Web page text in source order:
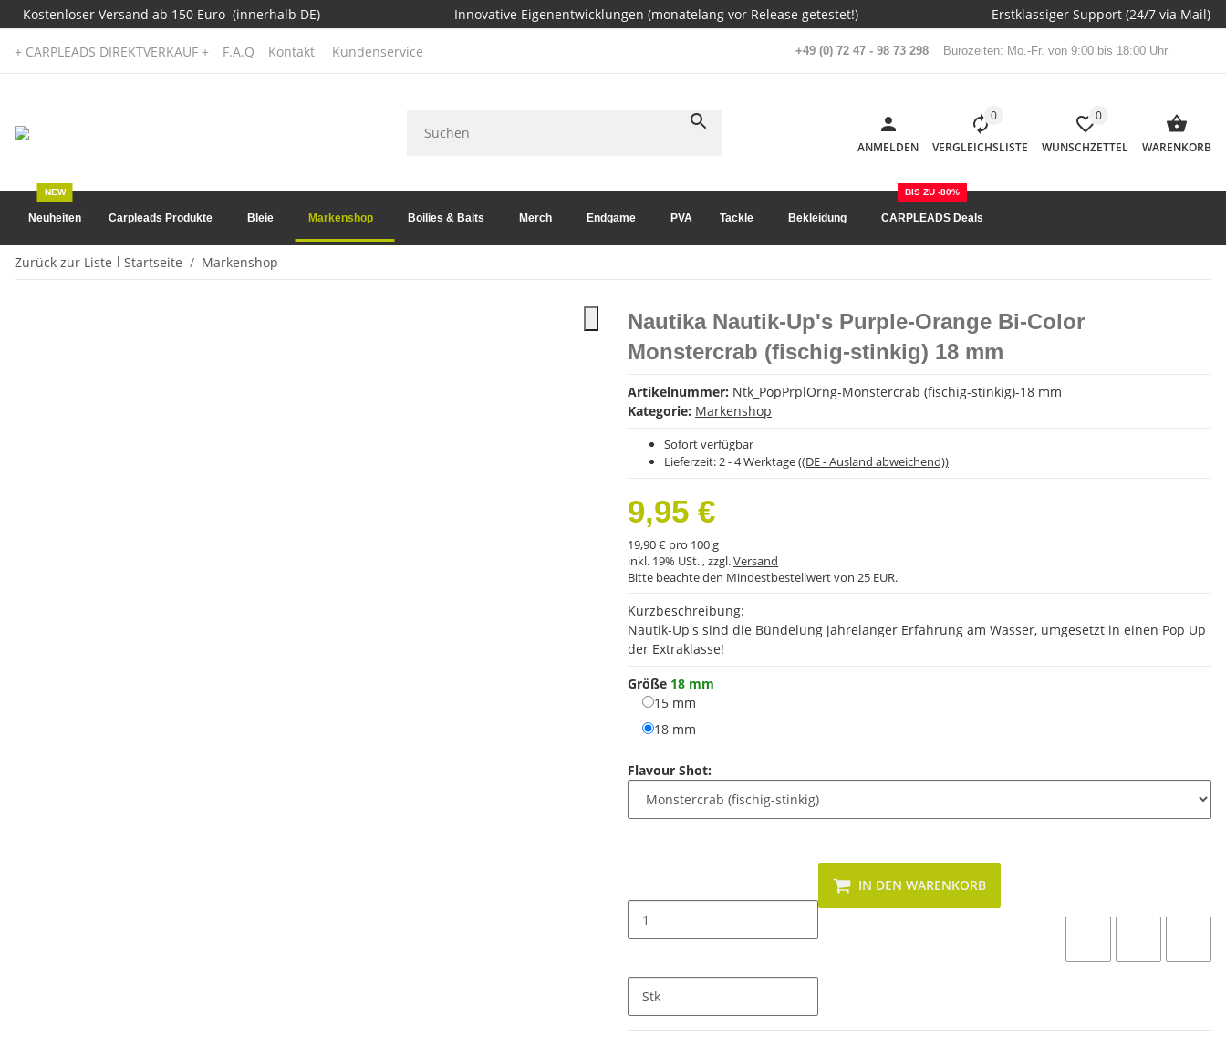
Kostenloser Versand ab 150 Euro (innerhalb DE) Innovative Eigenentwicklungen (monatelang vor Release getestet!) Erstklassiger Support (24/7 via Mail)
+ CARPLEADS DIREKTVERKAUF + F.A.Q Kontakt Kundenservice +49 (0) 72 47 - 98 73 298 Bürozeiten: Mo.-Fr. von 9:00 bis 18:00 Uhr
ANMELDEN
0
VERGLEICHSLISTE
0
WUNSCHZETTEL WARENKORB
Neuheiten
NEW
Carpleads Produkte Bleie Markenshop Boilies & Baits Merch Endgame PVA Tackle Bekleidung CARPLEADS Deals
BIS ZU -80%
Zurück zur Liste Startseite Markenshop
Nautika Nautik-Up's Purple-Orange Bi-Color
Monstercrab (fischig-stinkig) 18 mm
Artikelnummer: Ntk_PopPrplOrng-Monstercrab (fischig-stinkig)-18 mm
Kategorie: Markenshop
Sofort verfügbar
Lieferzeit: 2 - 4 Werktage((DE - Ausland abweichend))
9,95 €
19,90 € pro 100 g
inkl. 19% USt. , zzgl.Versand
Bitte beachte den Mindestbestellwert von 25 EUR.
Kurzbeschreibung:
Nautik-Up's sind die Bündelung jahrelanger Erfahrung am Wasser, umgesetzt in einen Pop Up
der Extraklasse!
Größe 18 mm
15 mm
18 mm
Flavour Shot:
Stk
IN DEN WARENKORB